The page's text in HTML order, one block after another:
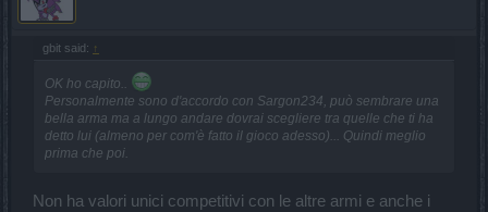
gbit said: ↑
OK ho capito..
Personalmente sono d'accordo con Sargon234, può sembrare una
bella arma ma a lungo andare dovrai scegliere tra quelle che ti ha
detto lui (almeno per com'è fatto il gioco adesso)... Quindi meglio
prima che poi.
Non ha valori unici competitivi con le altre armi e anche i